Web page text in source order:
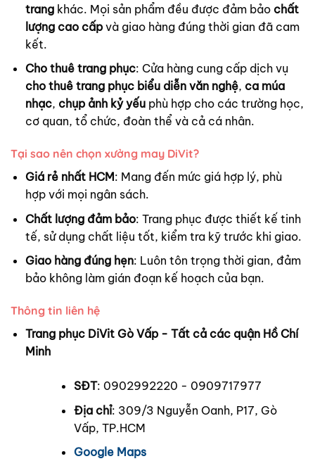
trangkhác. Mọi sản phẩm đều được đảm bảo chất
lượng cao cấpvà giao hàng đúng thời gian đã cam
kết.
Cho thuê trang phục: Cửa hàng cung cấp dịch vụ
cho thuê trang phục biểu diễn văn nghệ, ca múa
nhạc, chụp ảnh kỷ yếuphù hợp cho các trường học,
cơ quan, tổ chức, đoàn thể và cả cá nhân.
Tại sao nên chọn xưởng may DiVit?
Giá rẻ nhất HCM: Mang đến mức giá hợp lý, phù
hợp với mọi ngân sách.
Chất lượng đảm bảo: Trang phục được thiết kế tinh
tế, sử dụng chất liệu tốt, kiểm tra kỹ trước khi giao.
Giao hàng đúng hẹn: Luôn tôn trọng thời gian, đảm
bảo không làm gián đoạn kế hoạch của bạn.
Thông tin liên hệ
Trang phục DiVit Gò Vấp - Tất cả các quận Hồ Chí
Minh
SĐT: 0902992220 - 0909717977
Địa chỉ: 309/3 Nguyễn Oanh, P17, Gò
Vấp, TP.HCM
Google Maps